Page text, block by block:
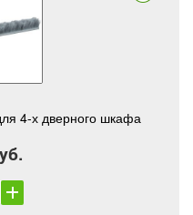
4-х дверного шкафа